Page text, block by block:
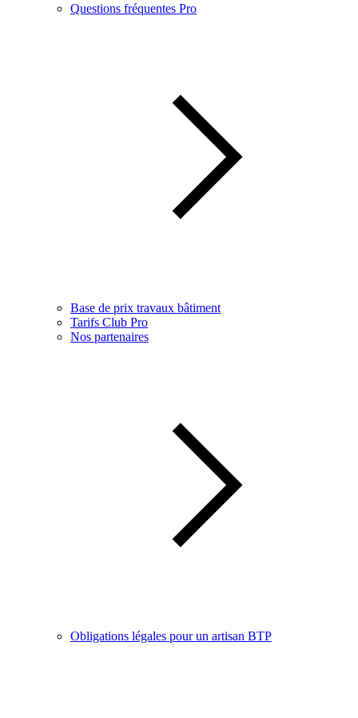
Questions fréquentes Pro
Base de prix travaux bâtiment
Tarifs Club Pro
Nos partenaires
Obligations légales pour un artisan BTP